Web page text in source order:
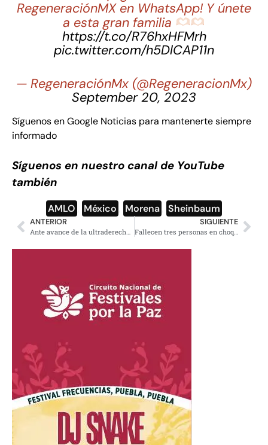
RegeneraciónMX en WhatsApp! Y únete
a esta gran familia
https://t.co/R76hxHFMrh
pic.twitter.com/h5DlCAP11n
— RegeneraciónMx (@RegeneracionMx)
September 20, 2023
Síguenos en Google Noticias para mantenerte siempre
informado
Síguenos en nuestro canal de YouTube
también
AMLO México Morena Sheinbaum
ANTERIOR
Ante avance de la ultraderecha lanzan Nuevo Frente Popular en Francia
SIGUIENTE
Fallecen tres personas en choque múltiple en la carretera México-Puebla